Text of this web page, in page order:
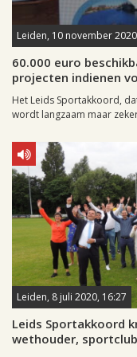
Leiden, 10 november
60.000 euro
projecten indienen
Het Leids Sportakkoord,
wordt langzaam maar
Leiden, 8 juli 2020, 16:27
Leids Sportakkoord
wethouder,